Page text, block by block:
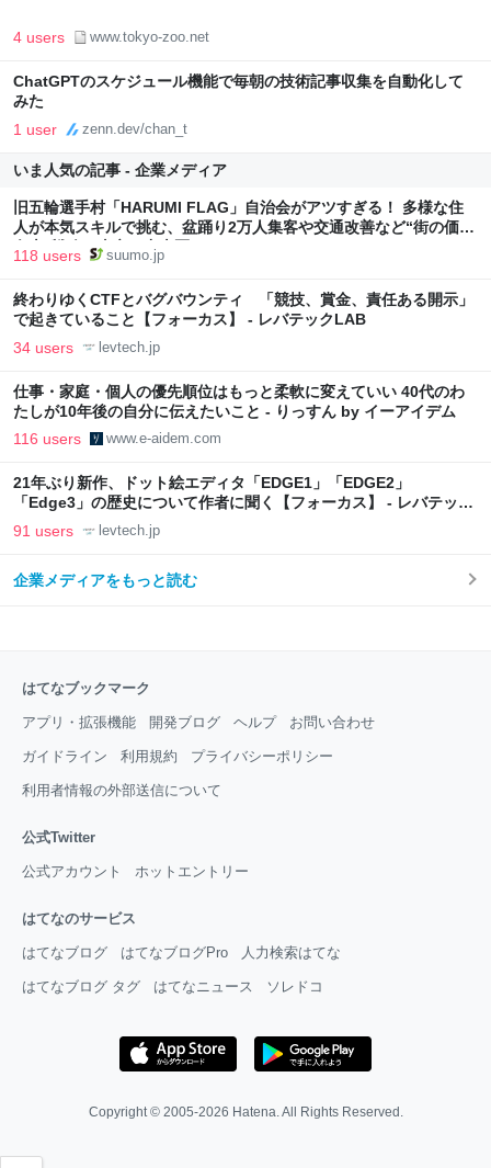
4 users www.tokyo-zoo.net
ChatGPTのスケジュール機能で毎朝の技術記事収集を自動化して
みた
1 user zenn.dev/chan_t
いま人気の記事 - 企業メディア
旧五輪選手村「HARUMI FLAG」自治会がアツすぎる！ 多様な住
人が本気スキルで挑む、盆踊り2万人集客や交通改善など“街の価値
向上”戦略 東京・中央区
118 users suumo.jp
終わりゆくCTFとバグバウンティ 「競技、賞金、責任ある開示」
で起きていること【フォーカス】 - レバテックLAB
34 users levtech.jp
仕事・家庭・個人の優先順位はもっと柔軟に変えていい 40代のわ
たしが10年後の自分に伝えたいこと - りっすん by イーアイデム
116 users www.e-aidem.com
21年ぶり新作、ドット絵エディタ「EDGE1」「EDGE2」
「Edge3」の歴史について作者に聞く【フォーカス】 - レバテック
LAB
91 users levtech.jp
企業メディアをもっと読む
はてなブックマーク
アプリ・拡張機能 開発ブログ ヘルプ お問い合わせ
ガイドライン 利用規約 プライバシーポリシー
利用者情報の外部送信について
公式Twitter
公式アカウント ホットエントリー
はてなのサービス
はてなブログ はてなブログPro 人力検索はてな
はてなブログ タグ はてなニュース ソレドコ
Copyright © 2005-2026 Hatena. All Rights Reserved.